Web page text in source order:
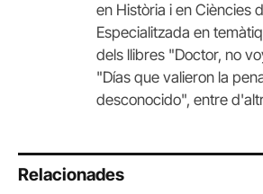
en Història i en Ciències
Especialitzada en
dels llibres "Doctor, no
"Días que valieron la
desconocido", entre
Relacionades